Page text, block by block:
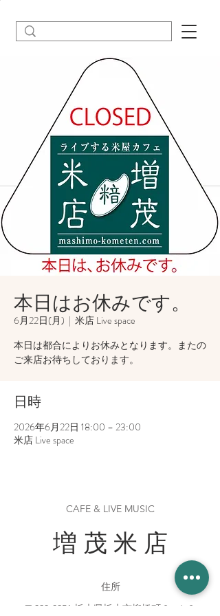
本日はお休みです。
6月22日(月)
  |
米店 Live space
本日は都合によりお休みとなります。またの
ご来店お待ちしております。
日時
2026年6月22日 18:00 – 23:00
米店 Live space
CAFE & LIVE MUSIC
増 茂 米 店
住所
〒328-0051 栃木県栃木市柳橋町２−１３